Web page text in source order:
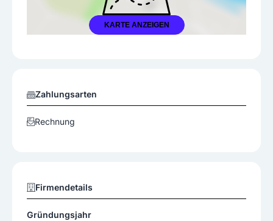
KARTE ANZEIGEN
Zahlungsarten
Rechnung
Firmendetails
Gründungsjahr